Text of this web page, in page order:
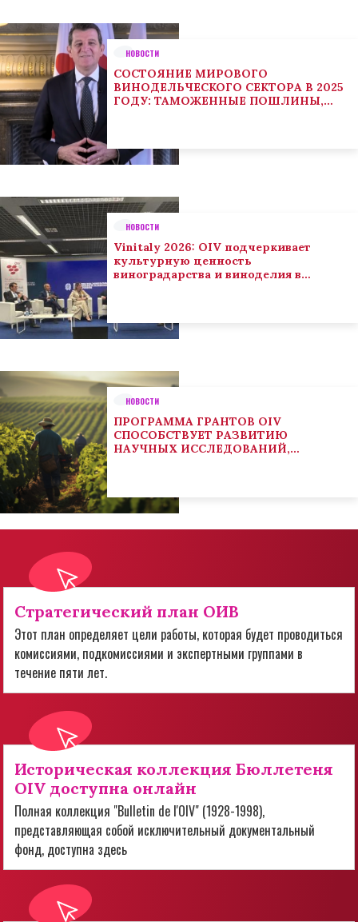
НОВОСТИ
СОСТОЯНИЕ МИРОВОГО
ВИНОДЕЛЬЧЕСКОГО СЕКТОРА В 2025
ГОДУ: ТАМОЖЕННЫЕ ПОШЛИНЫ,
НОВОСТИ
Vinitaly 2026: OIV подчеркивает
культурную ценность
виноградарства и виноделия в
НОВОСТИ
ПРОГРАММА ГРАНТОВ OIV
СПОСОБСТВУЕТ РАЗВИТИЮ
НАУЧНЫХ ИССЛЕДОВАНИЙ,
Стратегический план ОИВ
Этот план определяет цели работы, которая будет проводиться
комиссиями, подкомиссиями и экспертными группами в
течение пяти лет.
Историческая коллекция Бюллетеня
OIV доступна онлайн
Полная коллекция "Bulletin de l'OIV" (1928-1998),
представляющая собой исключительный документальный
фонд, доступна здесь